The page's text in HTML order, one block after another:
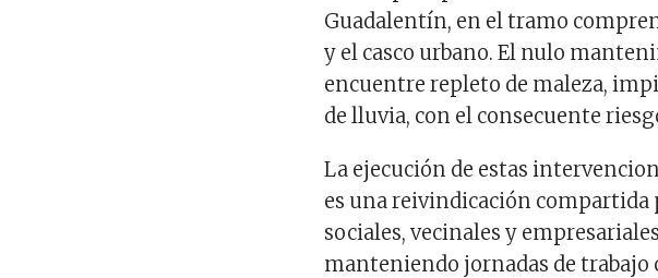
Guadalentín, en el tramo
y el casco urbano. El nulo
encuentre repleto de maleza,
de lluvia, con el consecuente
La ejecución de estas
es una reivindicación
sociales, vecinales y
manteniendo jornadas de trabajo